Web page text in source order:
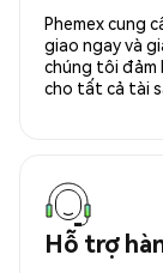
Phemex cung
giao ngay và
chúng tôi đảm
cho tất cả tài
Hỗ trợ